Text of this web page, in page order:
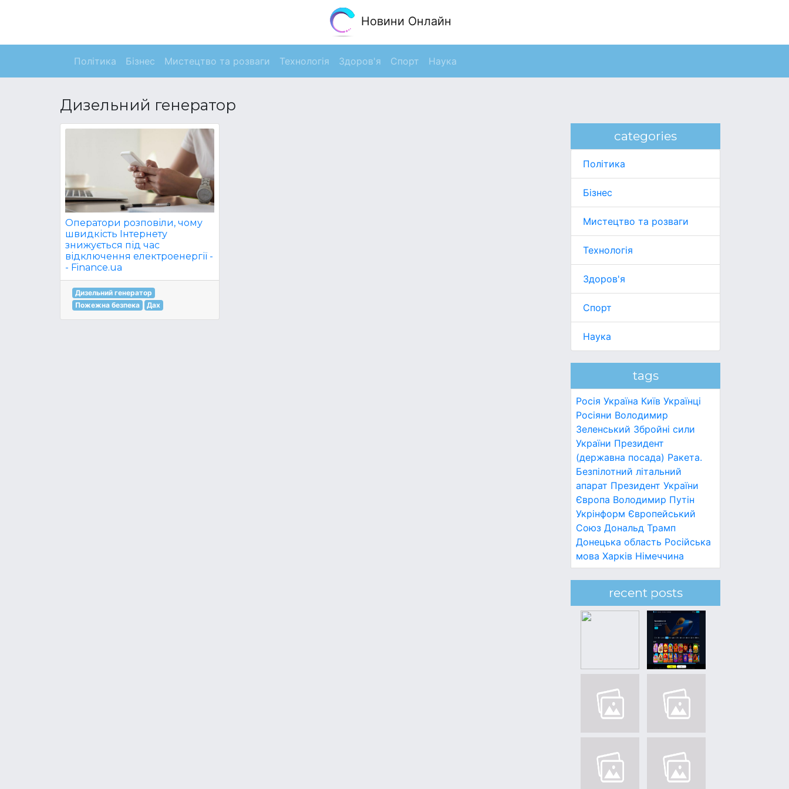
Новини Онлайн
Політика Бізнес Мистецтво та розваги Технологія Здоров'я Спорт Наука
Дизельний генератор
Оператори розповіли, чому
швидкість Інтернету
знижується під час
відключення електроенергії -
- Finance.ua
Дизельний генератор
Пожежна безпека
Дах
categories
Політика
Бізнес
Мистецтво та розваги
Технологія
Здоров'я
Спорт
Наука
tags
Росія Україна Київ Українці
Росіяни Володимир
Зеленський Збройні сили
України Президент
(державна посада) Ракета.
Безпілотний літальний
апарат Президент України
Європа Володимир Путін
Укрінформ Європейський
Союз Дональд Трамп
Донецька область Російська
мова Харків Німеччина
recent posts